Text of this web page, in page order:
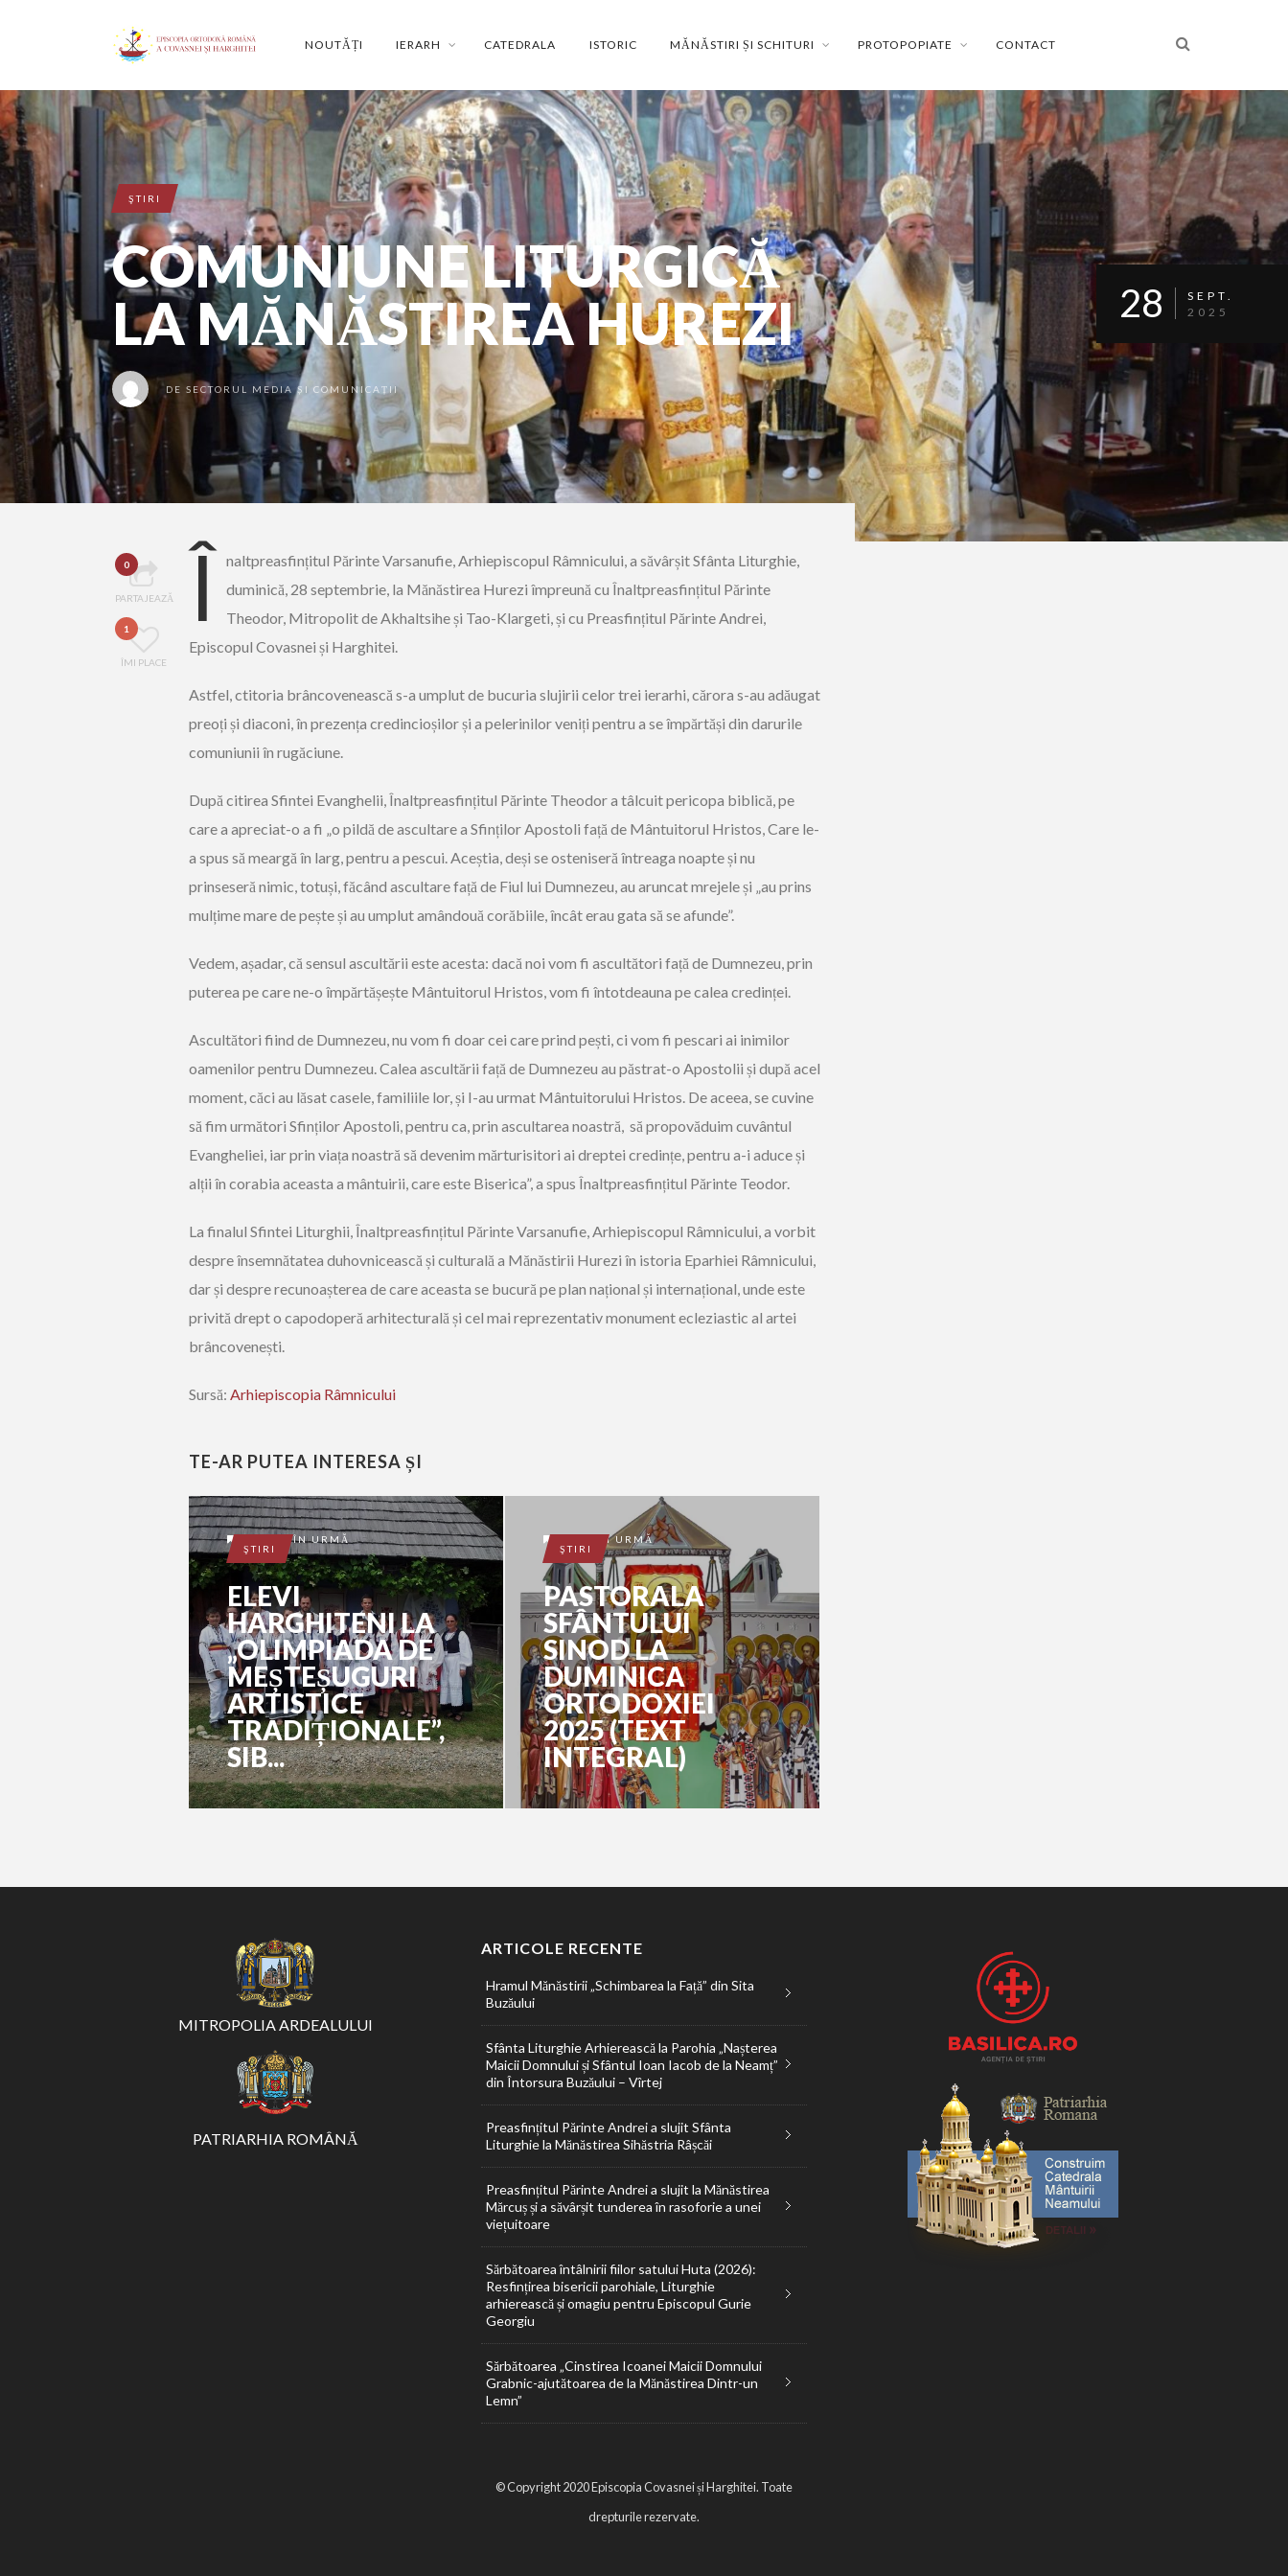
NOUTĂȚI IERARH CATEDRALA ISTORIC MĂNĂSTIRI ȘI SCHITURI PROTOPOPIATE CONTACT
ŞTIRI
COMUNIUNE LITURGICĂ
LA MĂNĂSTIREA HUREZI
DE SECTORUL MEDIA ȘI COMUNICAȚII
28
SEPT.
2025
0
PARTAJEAZĂ
1
ÎMI PLACE
Î naltpreasfințitul Părinte Varsanufie, Arhiepiscopul Râmnicului, a săvârșit Sfânta Liturghie,
duminică, 28 septembrie, la Mănăstirea Hurezi împreună cu Înaltpreasfințitul Părinte
Theodor, Mitropolit de Akhaltsihe și Tao-Klargeti, și cu Preasfințitul Părinte Andrei,
Episcopul Covasnei și Harghitei.
Astfel, ctitoria brâncovenească s-a umplut de bucuria slujirii celor trei ierarhi, cărora s-au adăugat
preoți și diaconi, în prezența credincioșilor și a pelerinilor veniți pentru a se împărtăși din darurile
comuniunii în rugăciune.
După citirea Sfintei Evanghelii, Înaltpreasfințitul Părinte Theodor a tâlcuit pericopa biblică, pe
care a apreciat-o a fi „o pildă de ascultare a Sfinților Apostoli față de Mântuitorul Hristos, Care le-
a spus să meargă în larg, pentru a pescui. Aceștia, deși se osteniseră întreaga noapte și nu
prinseseră nimic, totuși, făcând ascultare față de Fiul lui Dumnezeu, au aruncat mrejele și „au prins
mulțime mare de pește și au umplut amândouă corăbiile, încât erau gata să se afunde”.
Vedem, așadar, că sensul ascultării este acesta: dacă noi vom fi ascultători față de Dumnezeu, prin
puterea pe care ne-o împărtășește Mântuitorul Hristos, vom fi întotdeauna pe calea credinței.
Ascultători fiind de Dumnezeu, nu vom fi doar cei care prind pești, ci vom fi pescari ai inimilor
oamenilor pentru Dumnezeu. Calea ascultării față de Dumnezeu au păstrat-o Apostolii și după acel
moment, căci au lăsat casele, familiile lor, și I-au urmat Mântuitorului Hristos. De aceea, se cuvine
să fim următori Sfinților Apostoli, pentru ca, prin ascultarea noastră, să propovăduim cuvântul
Evangheliei, iar prin viața noastră să devenim mărturisitori ai dreptei credințe, pentru a-i aduce și
alții în corabia aceasta a mântuirii, care este Biserica”, a spus Înaltpreasfințitul Părinte Teodor.
La finalul Sfintei Liturghii, Înaltpreasfințitul Părinte Varsanufie, Arhiepiscopul Râmnicului, a vorbit
despre însemnătatea duhovnicească și culturală a Mănăstirii Hurezi în istoria Eparhiei Râmnicului,
dar și despre recunoașterea de care aceasta se bucură pe plan național și internațional, unde este
privită drept o capodoperă arhitecturală și cel mai reprezentativ monument ecleziastic al artei
brâncovenești.
Sursă: Arhiepiscopia Râmnicului
TE-AR PUTEA INTERESA ȘI
10 ANI ÎN URMĂ
ŞTIRI
ELEVI
HARGHITENI LA
„OLIMPIADA DE
MEȘTEȘUGURI
ARTISTICE
TRADIȚIONALE”,
SIB...
1 AN ÎN URMĂ
ŞTIRI
PASTORALA
SFÂNTULUI
SINOD LA
DUMINICA
ORTODOXIEI
2025 (TEXT
INTEGRAL)
MITROPOLIA ARDEALULUI
PATRIARHIA ROMÂNĂ
ARTICOLE RECENTE
Hramul Mănăstirii „Schimbarea la Față” din Sita
Buzăului
Sfânta Liturghie Arhierească la Parohia „Nașterea
Maicii Domnului și Sfântul Ioan Iacob de la Neamț”
din Întorsura Buzăului – Vîrtej
Preasfințitul Părinte Andrei a slujit Sfânta
Liturghie la Mănăstirea Sihăstria Râșcăi
Preasfințitul Părinte Andrei a slujit la Mănăstirea
Mărcuș și a săvârșit tunderea în rasoforie a unei
viețuitoare
Sărbătoarea întâlnirii fiilor satului Huta (2026):
Resfințirea bisericii parohiale, Liturghie
arhierească și omagiu pentru Episcopul Gurie
Georgiu
Sărbătoarea „Cinstirea Icoanei Maicii Domnului
Grabnic-ajutătoarea de la Mănăstirea Dintr-un
Lemn”
© Copyright 2020 Episcopia Covasnei și Harghitei. Toate
drepturile rezervate.